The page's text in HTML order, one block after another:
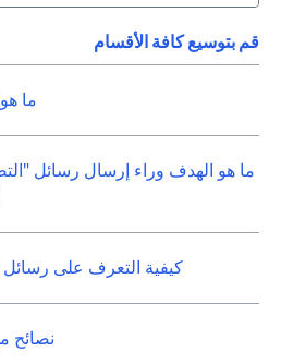
قم بتوسيع كافة الأقسام
ما
ما هو الهدف وراء إرسال رسائل
كيفية التعرف على رسائل
نصائح